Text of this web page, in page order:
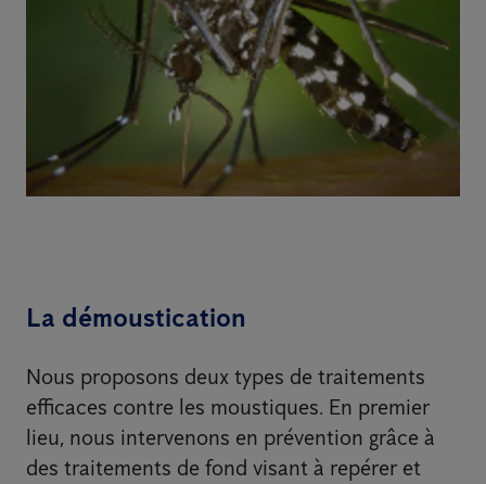
La démoustication
Nous proposons deux types de traitements
efficaces contre les moustiques. En premier
lieu, nous intervenons en prévention grâce à
des traitements de fond visant à repérer et